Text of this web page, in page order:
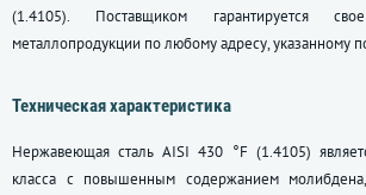
(1.4105). Поставщиком гарантируется
металлопродукции по любому адресу, указанному
Техническая характеристика
Нержавеющая сталь AISI 430 °F (1.4105)
класса c повышенным содержанием молибдена,